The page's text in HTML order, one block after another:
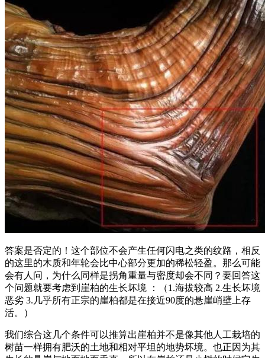
答案是否定的！这个部位不会产生任何闪电之类的纹路，相反
的这里的木质和年轮会比中心部分更加的稀松轻盈。那么可能
会有人问，为什么同样是拐角重量与密度却会不同？要回答这
个问题就要考虑到崖柏的生长坏境 ：（1.海拔较高 2.生长坏境
恶劣 3.几乎所有正宗的崖柏都是在接近90度的悬崖峭壁上存
活。）
我们综合这几个条件可以推算出崖柏并不是像其他人工栽培的
树苗一样拥有肥沃的土地和相对平坦的地势坏境。也正因为其